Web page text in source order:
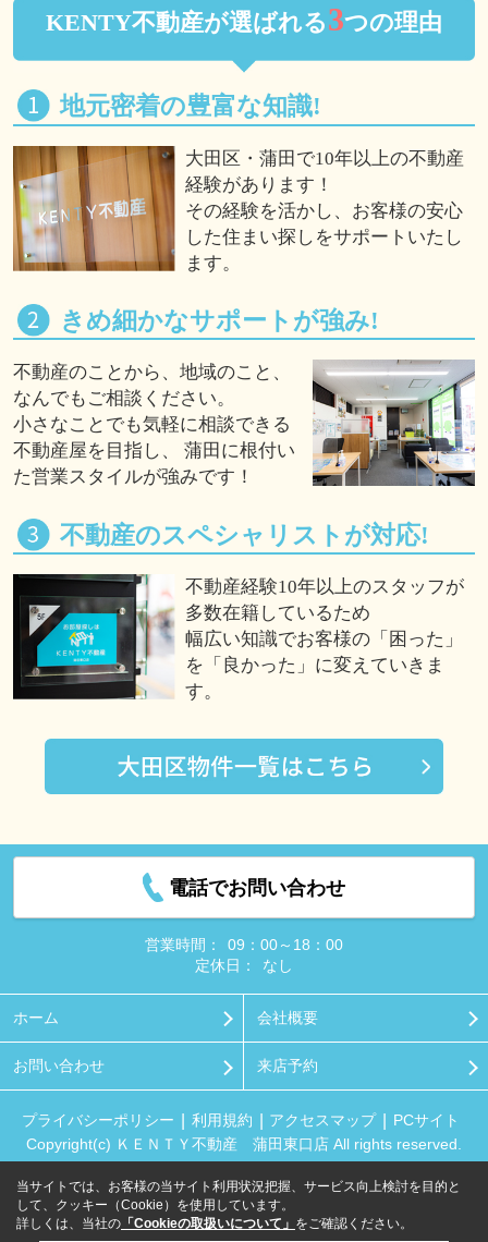
KENTY不動産が選ばれる3つの理由
地元密着の豊富な知識!
大田区・蒲田で10年以上の不動産
経験があります！
その経験を活かし、お客様の安心
した住まい探しをサポートいたし
ます。
きめ細かなサポートが強み!
不動産のことから、地域のこと、
なんでもご相談ください。
小さなことでも気軽に相談できる
不動産屋を目指し、 蒲田に根付い
た営業スタイルが強みです！
不動産のスペシャリストが対応!
不動産経験10年以上のスタッフが
多数在籍しているため
幅広い知識でお客様の「困った」
を「良かった」に変えていきま
す。
電話でお問い合わせ
営業時間：
09：00～18：00
定休日：
なし
ホーム 会社概要
お問い合わせ 来店予約
プライバシーポリシー 利用規約 アクセスマップ
PCサイト
Copyright(c) ＫＥＮＴＹ不動産 蒲田東口店 All rights reserved.
当サイトでは、お客様の当サイト利用状況把握、サービス向上検討を目的と
して、クッキー（Cookie）を使用しています。
詳しくは、当社の 「Cookieの取扱いについて」 をご確認ください。